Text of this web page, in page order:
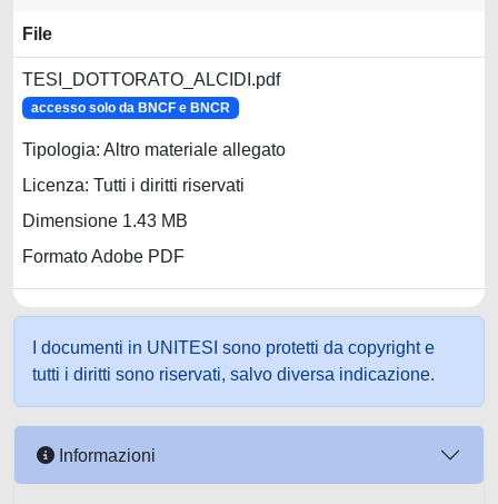
File
TESI_DOTTORATO_ALCIDI.pdf
accesso solo da BNCF e BNCR
Tipologia: Altro materiale allegato
Licenza: Tutti i diritti riservati
Dimensione 1.43 MB
Formato Adobe PDF
I documenti in UNITESI sono protetti da copyright e
tutti i diritti sono riservati, salvo diversa indicazione.
Informazioni